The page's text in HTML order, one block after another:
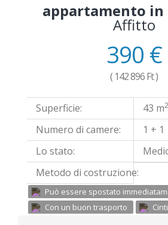
appartamento
Affitto
390 €
( 142 896 Ft )
Superficie: 43 m2
Numero di camere:
1 + 1
Lo stato:
Metodo di costruzione:
Può essere spostato
Con un buon trasporto